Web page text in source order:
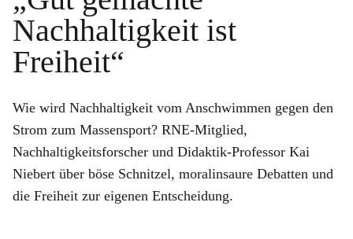
Nachhaltigkeit ist
Freiheit“
Wie wird Nachhaltigkeit vom Anschwimmen gegen den
Strom zum Massensport? RNE-Mitglied,
Nachhaltigkeitsforscher und Didaktik-Professor Kai
Niebert über böse Schnitzel, moralinsaure Debatten und
die Freiheit zur eigenen Entscheidung.